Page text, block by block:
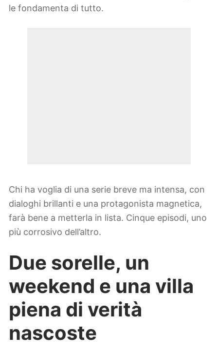
le fondamenta di tutto.
Chi ha voglia di una serie breve ma intensa, con
dialoghi brillanti e una protagonista magnetica,
farà bene a metterla in lista. Cinque episodi, uno
più corrosivo dell’altro.
Due sorelle, un
weekend e una villa
piena di verità
nascoste